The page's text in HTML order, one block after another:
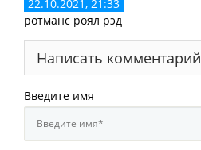
22.10.2021, 21:33
ротманс роял рэд
Написать комментарий
Введите имя